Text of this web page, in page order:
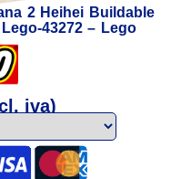
2 Heihei Buildable
43272 – Lego
iva)